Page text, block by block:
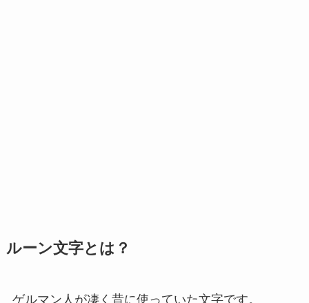
ルーン文字とは？
ゲルマン人が凄く昔に使っていた文字です。